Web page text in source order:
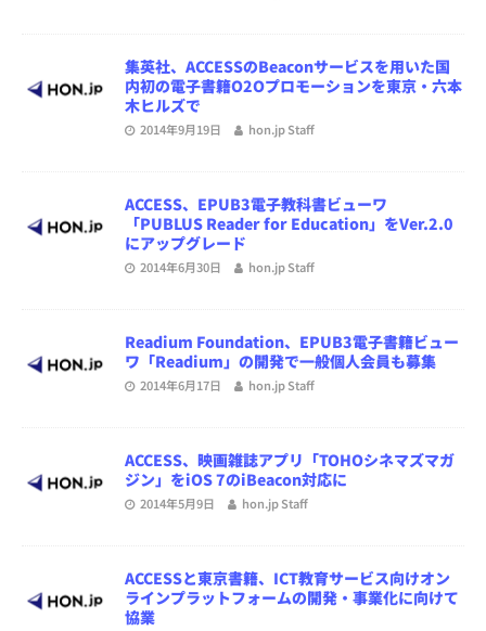
集英社、ACCESSのBeaconサービスを用いた国
内初の電子書籍O2Oプロモーションを東京・六本
木ヒルズで
2014年9月19日 hon.jp Staff
ACCESS、EPUB3電子教科書ビューワ
「PUBLUS Reader for Education」をVer.2.0
にアップグレード
2014年6月30日 hon.jp Staff
Readium Foundation、EPUB3電子書籍ビュー
ワ「Readium」の開発で一般個人会員も募集
2014年6月17日 hon.jp Staff
ACCESS、映画雑誌アプリ「TOHOシネマズマガ
ジン」をiOS 7のiBeacon対応に
2014年5月9日 hon.jp Staff
ACCESSと東京書籍、ICT教育サービス向けオン
ラインプラットフォームの開発・事業化に向けて
協業